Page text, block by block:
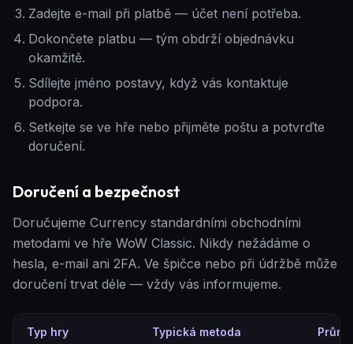
Zadejte e-mail při platbě — účet není potřeba.
Dokončete platbu — tým obdrží objednávku
okamžitě.
Sdílejte jméno postavy, když vás kontaktuje
podpora.
Setkejte se ve hře nebo přijměte poštu a potvrďte
doručení.
Doručení a bezpečnost
Doručujeme Currency standardními obchodními
metodami ve hře WoW Classic. Nikdy nežádáme o
hesla, e-mail ani 2FA. Ve špičce nebo při údržbě může
doručení trvat déle — vždy vás informujeme.
Typ hry Typická metoda Prům.